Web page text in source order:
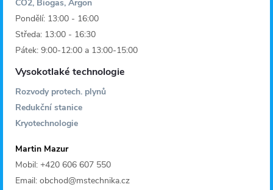
CO2, Biogas, Argon
Pondělí: 13:00 - 16:00
Středa: 13:00 - 16:30
Pátek: 9:00-12:00 a 13:00-15:00
Vysokotlaké technologie
Rozvody protech. plynů
Redukční stanice
Kryotechnologie
Martin Mazur
Mobil: +420 606 607 550
Email: obchod@mstechnika.cz